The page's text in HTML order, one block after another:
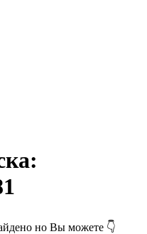
но Вы можете 👇